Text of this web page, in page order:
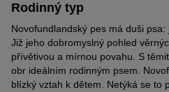
Rodinný typ
Novofundlandský pes má duši
Již jeho dobromyslný pohled
přívětivou a mírnou povahu. S
obr ideálním rodinným psem.
blízký vztah k dětem. Netýká se to